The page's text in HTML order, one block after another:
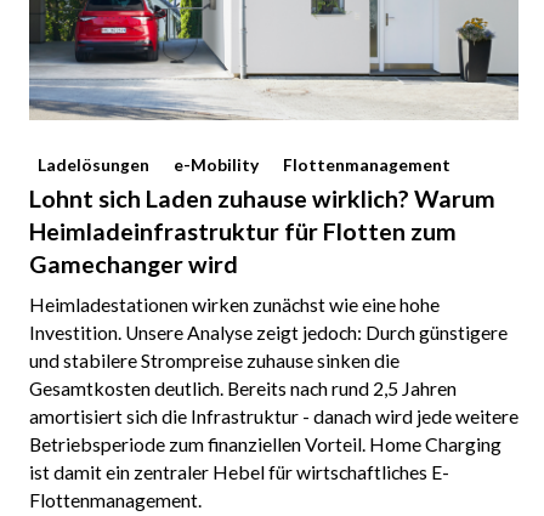
Ladelösungen e-Mobility Flottenmanagement
Lohnt sich Laden zuhause wirklich? Warum
Heimladeinfrastruktur für Flotten zum
Gamechanger wird
Heimladestationen wirken zunächst wie eine hohe
Investition. Unsere Analyse zeigt jedoch: Durch günstigere
und stabilere Strompreise zuhause sinken die
Gesamtkosten deutlich. Bereits nach rund 2,5 Jahren
amortisiert sich die Infrastruktur - danach wird jede weitere
Betriebsperiode zum finanziellen Vorteil. Home Charging
ist damit ein zentraler Hebel für wirtschaftliches E-
Flottenmanagement.